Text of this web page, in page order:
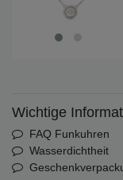
Wichtige
FAQ Funkuhren
Wasserdichtheit